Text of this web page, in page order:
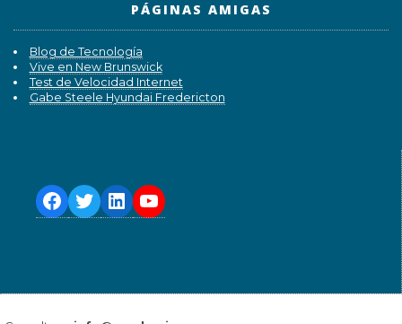
PÁGINAS AMIGAS
Blog de Tecnología
Vive en New Brunswick
Test de Velocidad Internet
Gabe Steele Hyundai Fredericton